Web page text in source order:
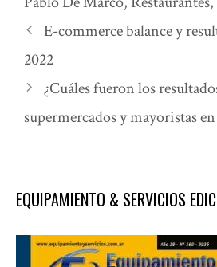
E-commerce balance y
2022
¿Cuáles fueron los
supermercados y mayoristas
EQUIPAMIENTO & SERVICIOS